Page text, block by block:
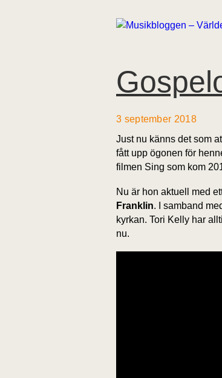
3 september 2018
Just nu känns det som
fått upp ögonen för
filmen Sing som kom
Nu är hon aktuell med
Franklin. I samband
kyrkan. Tori Kelly har
nu.